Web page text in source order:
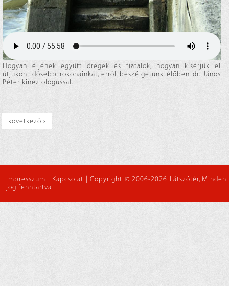
Hogyan éljenek együtt öregek és fiatalok, hogyan kísérjük el
útjukon idősebb rokonainkat, erről beszélgetünk élőben dr. János
Péter kineziológussal.
következő ›
Impresszum Kapcsolat
Copyright © 2006-2026 Látszótér, Minden
jog fenntartva